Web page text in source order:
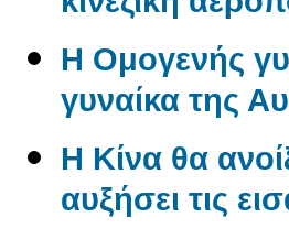
Η Ομογενής
γυναίκα της
Η Κίνα θα
αυξήσει τις